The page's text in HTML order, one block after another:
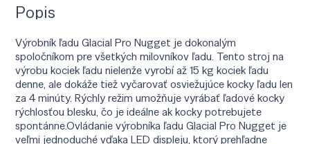
Popis
Výrobník ľadu Glacial Pro Nugget je dokonalým
spoločníkom pre všetkých milovníkov ľadu. Tento stroj na
výrobu kociek ľadu nielenže vyrobí až 15 kg kociek ľadu
denne, ale dokáže tiež vyčarovať osviežujúce kocky ľadu len
za 4 minúty. Rýchly režim umožňuje vyrábať ľadové kocky
rýchlosťou blesku, čo je ideálne ak kocky potrebujete
spontánne.Ovládanie výrobníka ľadu Glacial Pro Nugget je
veľmi jednoduché vďaka LED displeju, ktorý prehľadne